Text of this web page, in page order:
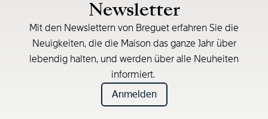
Newsletter
Mit den Newslettern von Breguet erfahren Sie die
Neuigkeiten, die die Maison das ganze Jahr über
lebendig halten, und werden über alle Neuheiten
informiert.
Anmelden